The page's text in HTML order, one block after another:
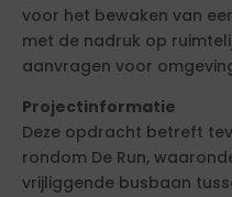
voor het bewaken van
met de nadruk op
aanvragen voor
Projectinformatie
Deze opdracht betreft
rondom De Run,
vrijliggende busbaan